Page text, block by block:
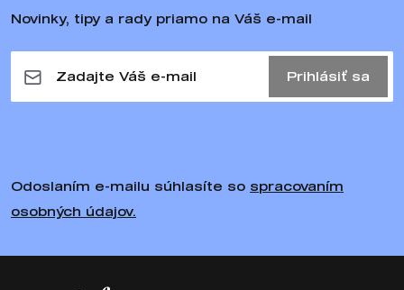
Novinky, tipy a rady priamo na Váš e-mail
Prihlásiť sa
Odoslaním e-mailu súhlasíte so spracovaním
osobných údajov.